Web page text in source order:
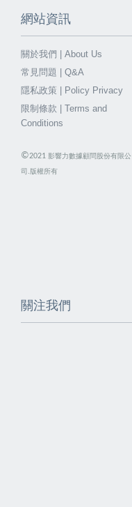
網站資訊
關於我們 | About Us
常見問題 | Q&A
隱私政策 | Policy Privacy
限制條款 | Terms and
Conditions
©2021 影響力數據顧問股份有限公
司.版權所有
關注我們